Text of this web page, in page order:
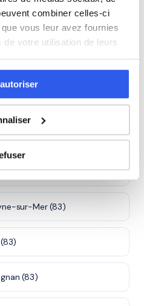
combiner celles-ci
vous leur avez fournies
votre utilisation de leurs
⭐
à Hyères
à Hyères et alentours.
ces familles →
(83)
sur-Mer (83)
(83)